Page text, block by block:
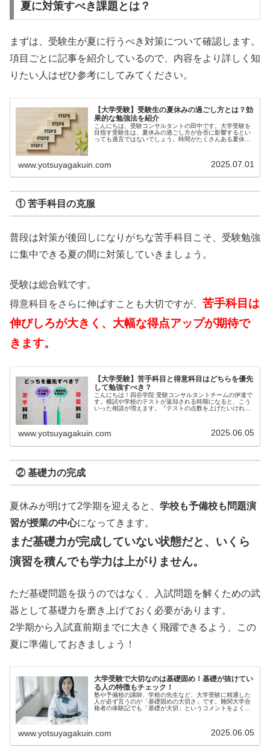
夏に対策すべき課題とは？
まずは、受験生が夏に行うべき対策について確認します。
項目ごとに記事を紹介しているので、内容をより詳しく知
りたい人はぜひ参考にしてみてください。
【大学受験】受験生の夏休みの過ごし方とは？効
果的な勉強法を紹介
こんにちは、受験コンサルタントの田中です。大学受験を
目指す受験生は、夏休みの過ごし方が合否に影響するとい
っても過言ではないでしょう。時間がたくさんある夏休み
www.yotsuyagakuin.com 2025.07.01
① 苦手科目の克服
普段は対策が後回しになりがちな苦手科目こそ、受験勉強
に集中できる夏の間に対策していきましょう。
受験は総合戦です。
得意科目をさらに伸ばすことも大切ですが、 苦手科目は
伸びしろが大きく、大幅な得点アップが期待で
きます。
【大学受験】苦手科目と得意科目はどちらを優先
して勉強すべき？
こんにちは！四谷学院 受験コンサルタントチームの伊達で
す。模試や学校のテストが返却される時期になると、こう
いった相談が増えます。『テストの点数を上げたいけれ
www.yotsuyagakuin.com 2025.06.05
② 基礎力の完成
夏休みが明けて2学期を迎えると、 学校も予備校も問題演
習が授業の中心になってきます。
まだ基礎力が完成していない状態だと、いくら
演習を積んでも学力は上がりません。
ただ基礎問題を扱うのではなく、入試問題を解くための武
器として基礎力を磨き上げておく必要があります。
2学期から入試直前期までに大きく飛躍できるよう、この
夏に準備しておきましょう！
大学受験で大切なのは基礎固め！基礎が抜けてい
る人の特徴もチェック！
塾や予備校の講師、学校の先生など、大学受験に精通した
人が必ず言うのが「基礎固めの大切さ」です。難関大学合
格者の体験記でも「基礎が大切」というコメントをよく見
www.yotsuyagakuin.com 2025.06.05